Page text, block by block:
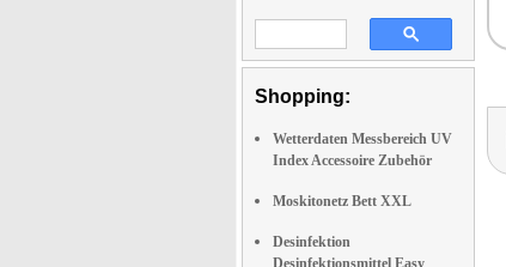
Shopping:
Wetterdaten Messbereich UV
Index Accessoire Zubehör
Moskitonetz Bett XXL
Desinfektion
Desinfektionsmittel Easy